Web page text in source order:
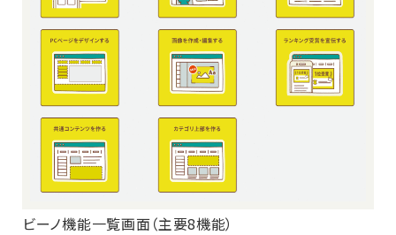
ビーノ機能一覧画面（主要8機能）